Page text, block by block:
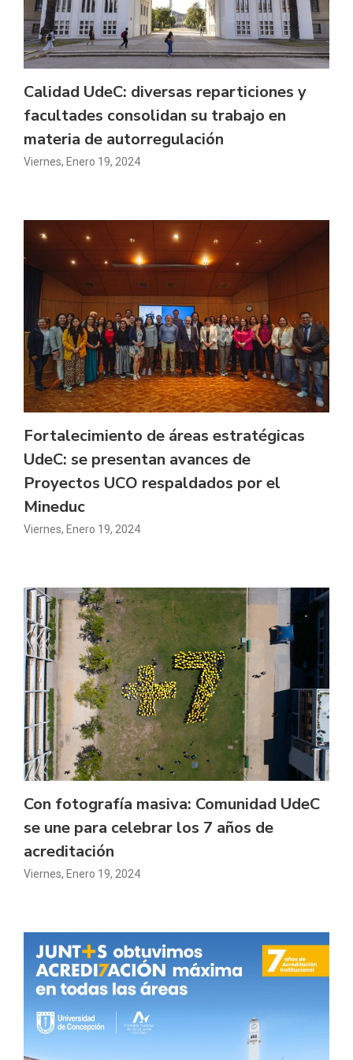
Calidad UdeC: diversas reparticiones y
facultades consolidan su trabajo en
materia de autorregulación
Viernes, Enero 19, 2024
Fortalecimiento de áreas estratégicas
UdeC: se presentan avances de
Proyectos UCO respaldados por el
Mineduc
Viernes, Enero 19, 2024
Con fotografía masiva: Comunidad UdeC
se une para celebrar los 7 años de
acreditación
Viernes, Enero 19, 2024